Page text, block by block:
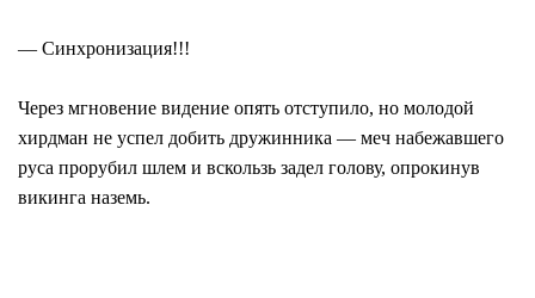
— Синхронизация!!!
Через мгновение видение опять отступило, но молодой
хирдман не успел добить дружинника — меч набежавшего
руса прорубил шлем и вскользь задел голову, опрокинув
викинга наземь.